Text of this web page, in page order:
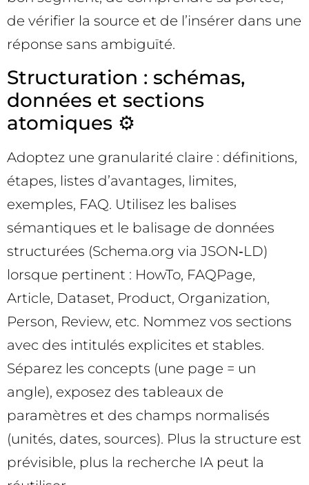
de vérifier la source et de l’insérer dans une
réponse sans ambiguïté.
Structuration : schémas,
données et sections
atomiques ⚙️
Adoptez une granularité claire : définitions,
étapes, listes d’avantages, limites,
exemples, FAQ. Utilisez les balises
sémantiques et le balisage de données
structurées (Schema.org via JSON‑LD)
lorsque pertinent : HowTo, FAQPage,
Article, Dataset, Product, Organization,
Person, Review, etc. Nommez vos sections
avec des intitulés explicites et stables.
Séparez les concepts (une page = un
angle), exposez des tableaux de
paramètres et des champs normalisés
(unités, dates, sources). Plus la structure est
prévisible, plus la recherche IA peut la